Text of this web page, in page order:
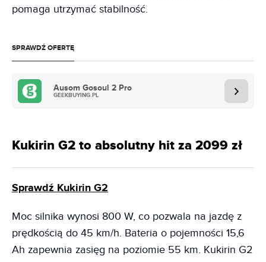
pomaga utrzymać stabilność.
SPRAWDŹ OFERTĘ
Ausom Gosoul 2 Pro
GEEKBUYING.PL
Kukirin G2 to absolutny hit za 2099 zł
Sprawdź Kukirin G2
Moc silnika wynosi 800 W, co pozwala na jazdę z
prędkością do 45 km/h. Bateria o pojemności 15,6
Ah zapewnia zasięg na poziomie 55 km. Kukirin G2